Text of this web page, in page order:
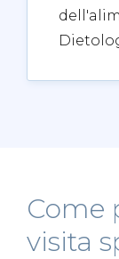
Come
visita